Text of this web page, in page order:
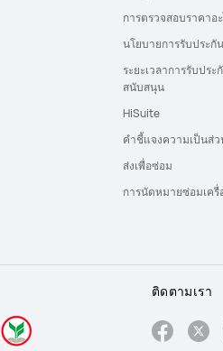
การตรวจสอบราคาอ
นโยบายการรับประกัน
ระยะเวลาการรับปร
สนับสนุน
HiSuite
คำชี้แจงความเป็นส่
ส่งเพื่อซ่อม
การนัดหมายซ่อมเครื่
ติดตามเรา